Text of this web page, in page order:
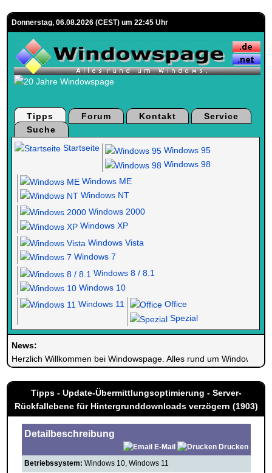
Donnerstag, 06.08.2026 (CEST) um 22:45 Uhr
Tipps Forum Kontakt
Service
Suche
Startseite
Windows 95
Windows 98
Windows ME
Windows NT
Windows 2000
Windows XP
Windows Vista
Windows 7
Windows 8 / 8.1
Windows 10
Windows 11
Office
Spezial
News:
Herzlich Willkommen bei Windowspage. Alles rund um Windows.
Tipps - Update-Übermittlungsoptimierung - Server-
Rückfallebene für Hintergrunddownloads verzögern (1903)
Detailbeschreibung
E-Mail
Drucken
Betriebssystem: Windows 10, Windows 11